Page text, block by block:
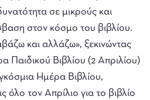
σε μικρούς και
στον κόσμο του βιβλίου.
και αλλάζω», ξεκινώντας
Παιδικού Βιβλίου (2 Απριλίου)
Ημέρα Βιβλίου,
όλο τον Απρίλιο για το βιβλίο